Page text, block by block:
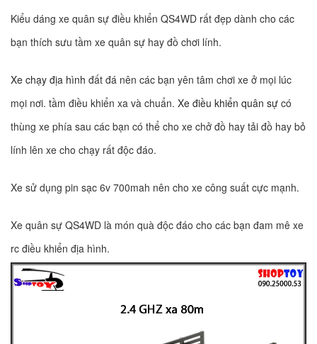
Kiểu dáng xe quân sự điều khiển QS4WD rất đẹp dành cho các
bạn thích sưu tầm xe quân sự hay đồ chơi lính.
Xe chạy địa hình đất đá nên các bạn yên tâm chơi xe ở mọi lúc
mọi nơi. tầm điều khiển xa và chuẩn. Xe điều khiển quân sự có
thùng xe phía sau các bạn có thể cho xe chở đồ hay tải đồ hay bỏ
lính lên xe cho chạy rất độc đáo.
Xe sử dụng pin sạc 6v 700mah nên cho xe công suất cực mạnh.
Xe quân sự QS4WD là món quà độc đáo cho các bạn đam mê xe
rc điều khiển địa hình.